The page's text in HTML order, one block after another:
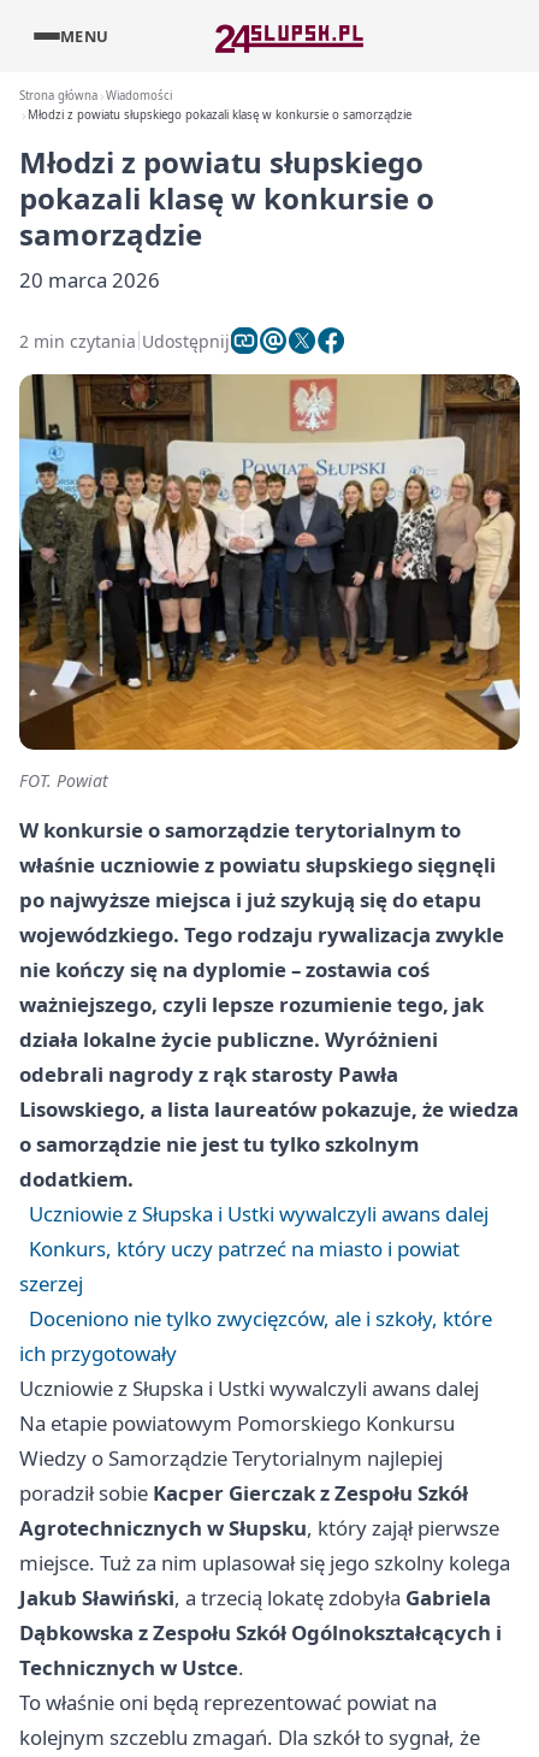
MENU
Strona główna Wiadomości
Młodzi z powiatu słupskiego pokazali klasę w konkursie o samorządzie
Młodzi z powiatu słupskiego
pokazali klasę w konkursie o
samorządzie
20 marca 2026
2 min czytania Udostępnij
FOT. Powiat
W konkursie o samorządzie terytorialnym to
właśnie uczniowie z powiatu słupskiego sięgnęli
po najwyższe miejsca i już szykują się do etapu
wojewódzkiego. Tego rodzaju rywalizacja zwykle
nie kończy się na dyplomie – zostawia coś
ważniejszego, czyli lepsze rozumienie tego, jak
działa lokalne życie publiczne. Wyróżnieni
odebrali nagrody z rąk starosty Pawła
Lisowskiego, a lista laureatów pokazuje, że wiedza
o samorządzie nie jest tu tylko szkolnym
dodatkiem.
Uczniowie z Słupska i Ustki wywalczyli awans dalej
Konkurs, który uczy patrzeć na miasto i powiat
szerzej
Doceniono nie tylko zwycięzców, ale i szkoły, które
ich przygotowały
Uczniowie z Słupska i Ustki wywalczyli awans dalej
Na etapie powiatowym Pomorskiego Konkursu
Wiedzy o Samorządzie Terytorialnym najlepiej
poradził sobie Kacper Gierczak z Zespołu Szkół
Agrotechnicznych w Słupsku, który zajął pierwsze
miejsce. Tuż za nim uplasował się jego szkolny kolega
Jakub Sławiński, a trzecią lokatę zdobyła Gabriela
Dąbkowska z Zespołu Szkół Ogólnokształcących i
Technicznych w Ustce.
To właśnie oni będą reprezentować powiat na
kolejnym szczeblu zmagań. Dla szkół to sygnał, że